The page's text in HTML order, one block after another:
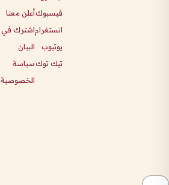
فيسبوك
انستغرام
يوتيوب
تيك توك
أعلن معنا
اشترك في
البيان
سياسة
الخصوصية